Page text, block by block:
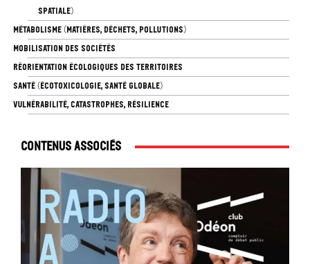
SPATIALE)
MÉTABOLISME (MATIÈRES, DÉCHETS, POLLUTIONS)
MOBILISATION DES SOCIÉTÉS
RÉORIENTATION ÉCOLOGIQUES DES TERRITOIRES
SANTÉ (ÉCOTOXICOLOGIE, SANTÉ GLOBALE)
VULNÉRABILITÉ, CATASTROPHES, RÉSILIENCE
Contenus associés